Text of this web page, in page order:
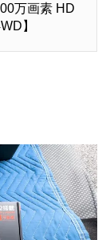
万画素 HD
】